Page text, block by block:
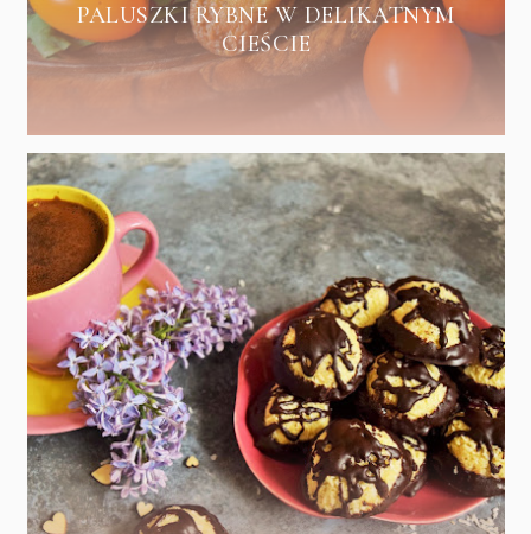
PALUSZKI RYBNE W DELIKATNYM
CIEŚCIE